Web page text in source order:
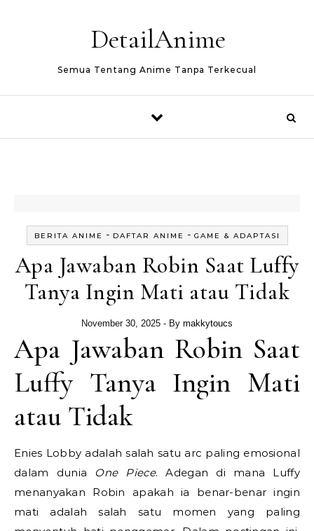
DetailAnime
Semua Tentang Anime Tanpa Terkecual
BERITA ANIME - DAFTAR ANIME - GAME & ADAPTASI
Apa Jawaban Robin Saat Luffy
Tanya Ingin Mati atau Tidak
November 30, 2025 - By makkytoucs
Apa Jawaban Robin Saat
Luffy Tanya Ingin Mati
atau Tidak
Enies Lobby adalah salah satu arc paling emosional
dalam dunia One Piece. Adegan di mana Luffy
menanyakan Robin apakah ia benar-benar ingin
mati adalah salah satu momen yang paling